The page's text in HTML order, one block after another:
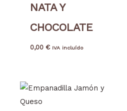
NATA Y
CHOCOLATE
0,00 € IVA incluído